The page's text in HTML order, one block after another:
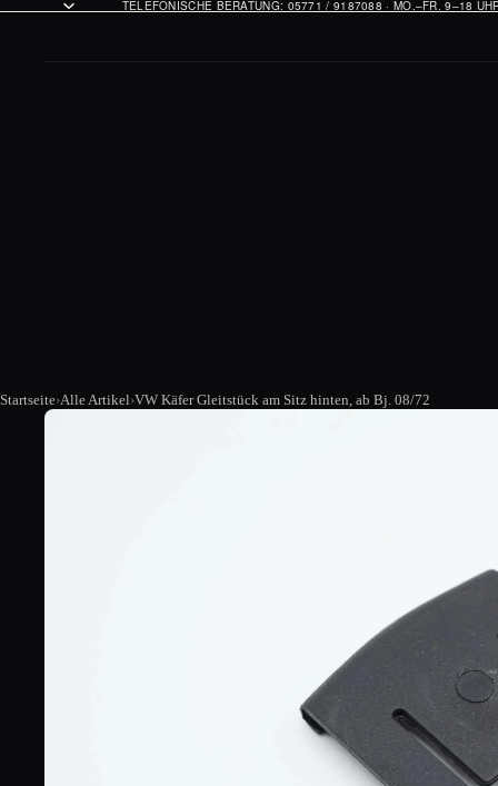
TELEFONISCHE BERATUNG: 05771 / 9187088 · MO.–FR. 9–18
Startseite Alle Artikel VW Käfer Gleitstück am Sitz hinten, ab Bj. 08/72